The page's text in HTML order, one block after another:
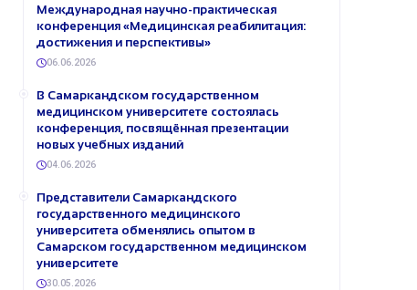
Международная научно-практическая
конференция «Медицинская реабилитация:
достижения и перспективы»
06.06.2026
В Самаркандском государственном
медицинском университете состоялась
конференция, посвящённая презентации
новых учебных изданий
04.06.2026
Представители Самаркандского
государственного медицинского
университета обменялись опытом в
Самарском государственном медицинском
университете
30.05.2026